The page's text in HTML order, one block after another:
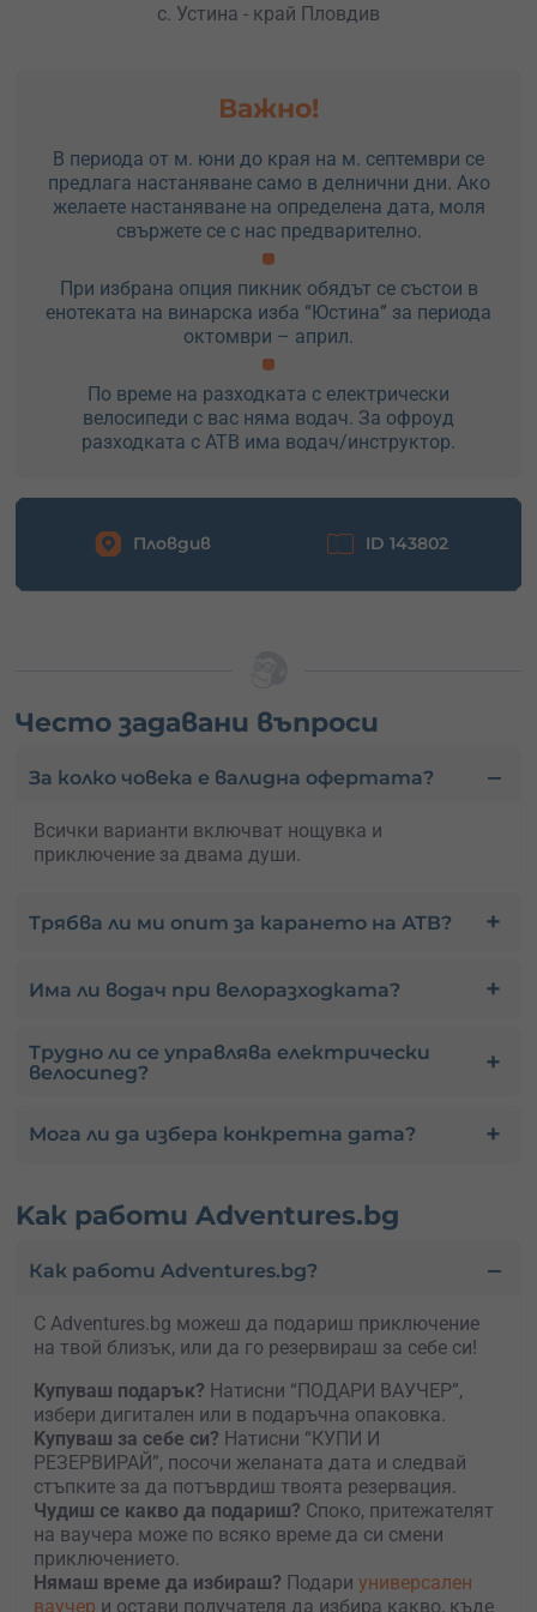
с. Устина - край Пловдив
Важно!
В периода от м. юни до края на м. септември се
предлага настаняване само в делнични дни. Ако
желаете настаняване на определена дата, моля
свържете се с нас предварително.
При избрана опция пикник обядът се състои в
енотеката на винарска изба “Юстина” за периода
октомври – април.
По време на разходката с електрически
велосипеди с вас няма водач. За офроуд
разходката с АТВ има водач/инструктор.
Пловдив ID 143802
Често задавани въпроси
За колко човека е валидна офертата?
Всички варианти включват нощувка и
приключение за двама души.
Трябва ли ми опит за карането на АТВ?
Има ли водач при велоразходката?
Трудно ли се управлява електрически
велосипед?
Мога ли да избера конкретна дата?
Kак работи Adventures.bg
Как работи Adventures.bg?
С Adventures.bg можеш да подариш приключение
на твой близък, или да го резервираш за себе си!
Купуваш подарък? Натисни “ПОДАРИ ВАУЧЕР”,
избери дигитален или в подаръчна опаковка.
Kупуваш за себе си? Натисни “КУПИ И
РЕЗЕРВИРАЙ”, посочи желаната дата и следвай
стъпките за да потъврдиш твоята резервация.
Чудиш се какво да подариш? Споко, притежателят
на ваучера може по всяко време да си смени
приключението.
Нямаш време да избираш? Подари универсален
ваучер и остави получателя да избира какво, къде